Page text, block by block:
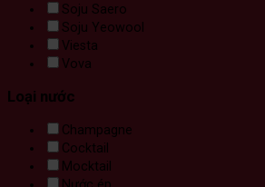
Soju Saero
Soju Yeowool
Viesta
Vova
Loại nước
Champagne
Cocktail
Mocktail